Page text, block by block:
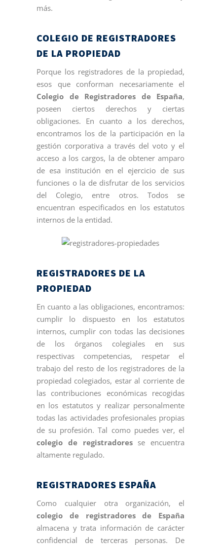
más.
COLEGIO DE REGISTRADORES
DE LA PROPIEDAD
Porque los registradores de la propiedad,
esos que conforman necesariamente el
Colegio de Registradores de España,
poseen ciertos derechos y ciertas
obligaciones. En cuanto a los derechos,
encontramos los de la participación en la
gestión corporativa a través del voto y el
acceso a los cargos, la de obtener amparo
de esa institución en el ejercicio de sus
funciones o la de disfrutar de los servicios
del Colegio, entre otros. Todos se
encuentran especificados en los estatutos
internos de la entidad.
REGISTRADORES DE LA
PROPIEDAD
En cuanto a las obligaciones, encontramos:
cumplir lo dispuesto en los estatutos
internos, cumplir con todas las decisiones
de los órganos colegiales en sus
respectivas competencias, respetar el
trabajo del resto de los registradores de la
propiedad colegiados, estar al corriente de
las contribuciones económicas recogidas
en los estatutos y realizar personalmente
todas las actividades profesionales propias
de su profesión. Tal como puedes ver, el
colegio de registradoresse encuentra
altamente regulado.
REGISTRADORES ESPAÑA
Como cualquier otra organización, el
colegio de registradores de España
almacena y trata información de carácter
confidencial de terceras personas. De